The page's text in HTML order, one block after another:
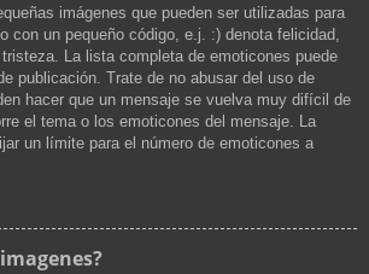
imágenes que pueden ser utilizadas para
con un pequeño código, e.j. :) denota felicidad,
La lista completa de emoticones puede
publicación. Trate de no abusar del uso de
hacer que un mensaje se vuelva muy difícil de
el tema o los emoticones del mensaje. La
un límite para el número de emoticones a